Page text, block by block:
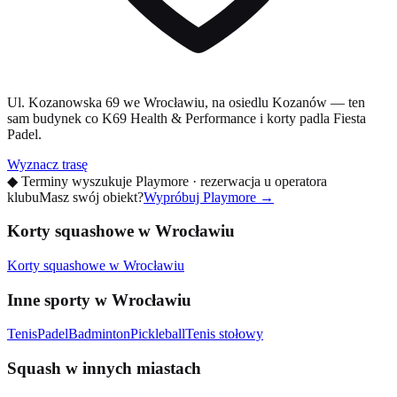
Ul. Kozanowska 69 we Wrocławiu, na osiedlu Kozanów — ten
sam budynek co K69 Health & Performance i korty padla Fiesta
Padel.
Wyznacz trasę
◆ Terminy wyszukuje Playmore · rezerwacja u operatora
klubuMasz swój obiekt?Wypróbuj Playmore →
Korty squashowe w Wrocławiu
Korty squashowe w Wrocławiu
Inne sporty w Wrocławiu
TenisPadelBadmintonPickleballTenis stołowy
Squash w innych miastach